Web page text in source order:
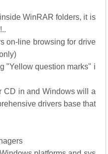
WinRAR folders, it is
on-line browsing for drive
"Yellow question marks" i
CD in and Windows will a
drivers base that